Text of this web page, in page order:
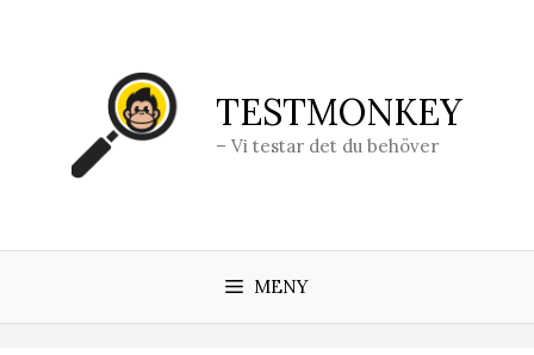
TESTMONKEY
– Vi testar det du behöver
MENY